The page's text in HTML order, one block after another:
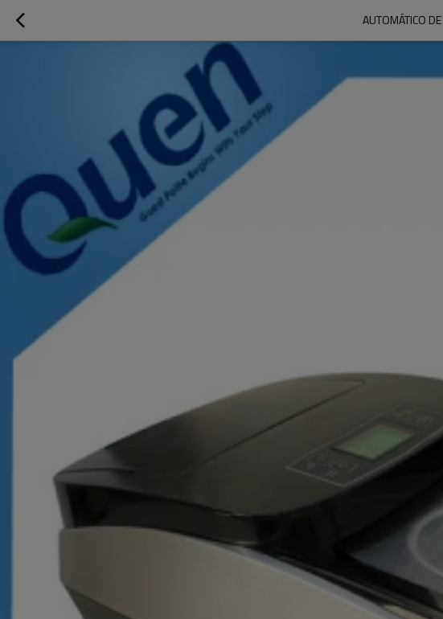
AUTOMÁTICO